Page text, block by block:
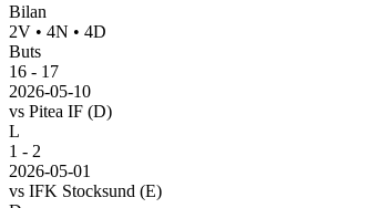
Bilan
2V • 4N • 4D
Buts
16 - 17
2026-05-10
vs Pitea IF (D)
L
1 - 2
2026-05-01
vs IFK Stocksund (E)